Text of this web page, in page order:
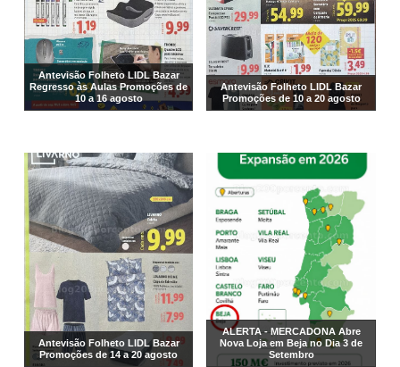
Antevisão Folheto LIDL Bazar
Regresso às Aulas Promoções de
10 a 16 agosto
Antevisão Folheto LIDL Bazar
Promoções de 10 a 20 agosto
Antevisão Folheto LIDL Bazar
Promoções de 14 a 20 agosto
ALERTA - MERCADONA Abre
Nova Loja em Beja no Dia 3 de
Setembro